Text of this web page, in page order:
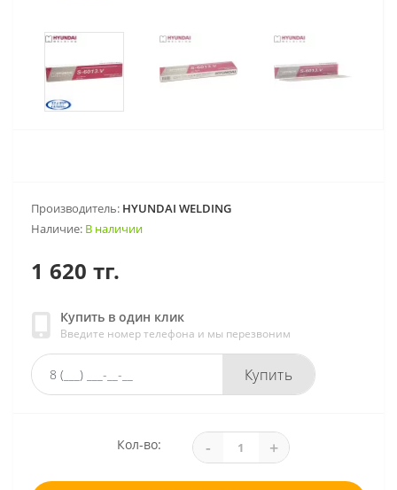
Производитель: HYUNDAI WELDING
Наличие: В наличии
1 620 тг.
Купить в один клик
Введите номер телефона и мы перезвоним
Купить
Кол-во: - +